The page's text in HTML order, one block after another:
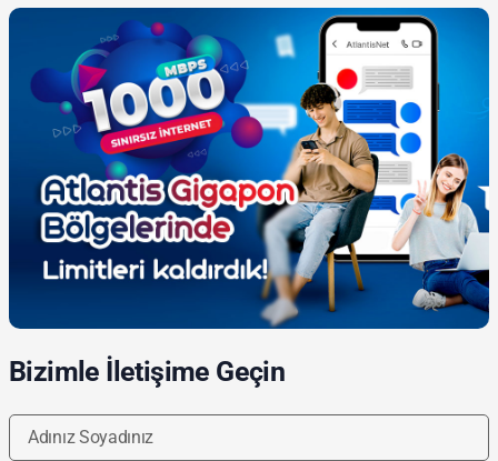
Bizimle İletişime Geçin